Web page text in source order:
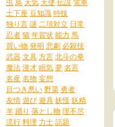
土下座 豆知識特技
独り言謎 二項対立 日常
忍者猫年賀状能力 馬
買い物 発明 悲劇 必殺技
武器文具方言北斗の拳
魔法漫才眠気夢名言
名産名物 妄想
目つき悪い野菜 勇者
友情遊び遊具妖怪妖精
羊踊り 落とし物 理不尽
流行料理 力士話題